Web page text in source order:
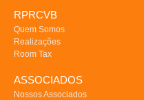
RPRCVB
Quem Somos
Realizações
Room Tax
ASSOCIADOS
Nossos Associados